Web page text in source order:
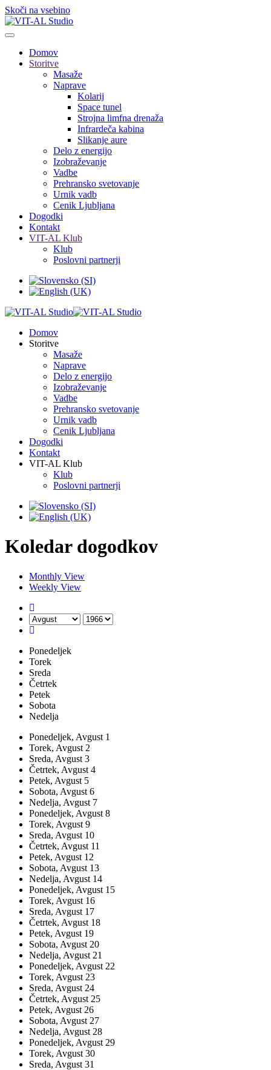
Skoči na vsebino
Domov
Storitve
Masaže
Naprave
Kolarij
Space tunel
Strojna limfna drenaža
Infrardeča kabina
Slikanje aure
Delo z energijo
Izobraževanje
Vadbe
Prehransko svetovanje
Urnik vadb
Cenik Ljubljana
Dogodki
Kontakt
VIT-AL Klub
Klub
Poslovni partnerji
Domov
Storitve
Masaže
Naprave
Delo z energijo
Izobraževanje
Vadbe
Prehransko svetovanje
Urnik vadb
Cenik Ljubljana
Dogodki
Kontakt
VIT-AL Klub
Klub
Poslovni partnerji
Koledar dogodkov
Monthly View
Weekly View
Ponedeljek
Torek
Sreda
Četrtek
Petek
Sobota
Nedelja
Ponedeljek, Avgust 1
Torek, Avgust 2
Sreda, Avgust 3
Četrtek, Avgust 4
Petek, Avgust 5
Sobota, Avgust 6
Nedelja, Avgust 7
Ponedeljek, Avgust 8
Torek, Avgust 9
Sreda, Avgust 10
Četrtek, Avgust 11
Petek, Avgust 12
Sobota, Avgust 13
Nedelja, Avgust 14
Ponedeljek, Avgust 15
Torek, Avgust 16
Sreda, Avgust 17
Četrtek, Avgust 18
Petek, Avgust 19
Sobota, Avgust 20
Nedelja, Avgust 21
Ponedeljek, Avgust 22
Torek, Avgust 23
Sreda, Avgust 24
Četrtek, Avgust 25
Petek, Avgust 26
Sobota, Avgust 27
Nedelja, Avgust 28
Ponedeljek, Avgust 29
Torek, Avgust 30
Sreda, Avgust 31